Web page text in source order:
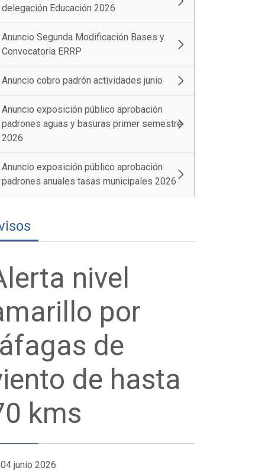
delegación Educación 2026
Anuncio Segunda Modificación Bases y
Convocatoria ERRP
Anuncio cobro padrón actividades junio
Anuncio exposición público aprobación
padrones aguas y basuras primer semestre
2026
Anuncio exposición público aprobación
padrones anuales tasas municipales 2026
nivel
por
de
de hasta
kms
04 junio 2026